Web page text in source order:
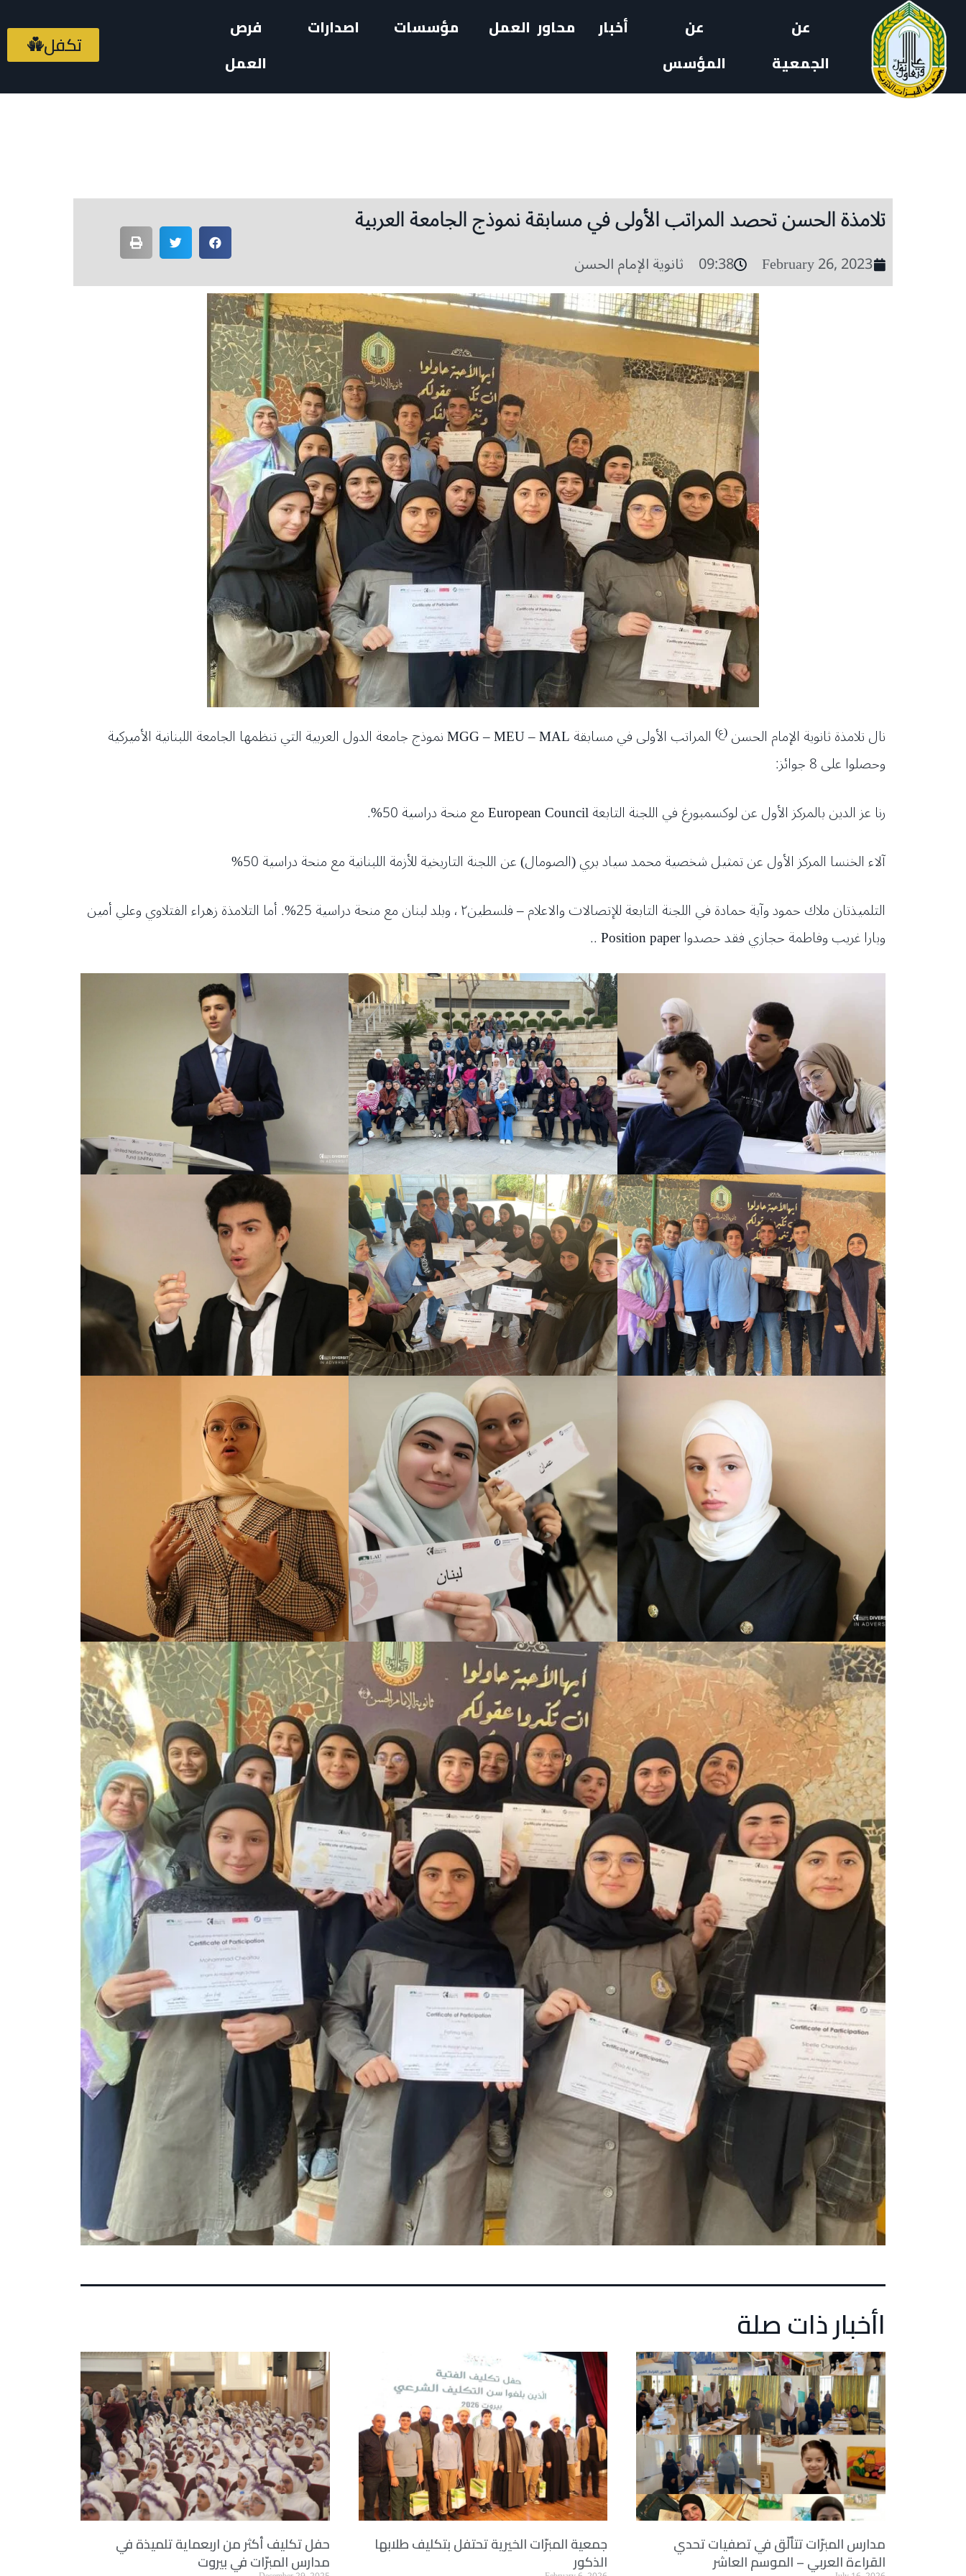
عن
الجمعية
عن
المؤسس
أخبار محاور العمل مؤسسات اصدارات
فرص
العمل
تكفل
تلامذة الحسن تحصد المراتب الأولى في مسابقة نموذج الجامعة العربية
February 26, 2023
09:38 ثانوية الإمام الحسن
نال تلامذة ثانوية الإمام الحسن(ع)
المراتب الأولى في مسابقة MGG – MEU – MAL نموذج جامعة الدول العربية التي تنظمها الجامعة اللبنانية الأميركية
وحصلوا على 8 جوائز:
رنا عز الدين بالمركز الأول عن لوكسمبورغ في اللجنة التابعة European Council مع منحة دراسية 50%.
آلاء الخنسا المركز الأول عن تمثيل شخصية محمد سياد بري (الصومال) عن اللجنة التاريخية للأزمة اللبنانية مع منحة دراسية 50%
التلميذتان ملاك حمود وآية حمادة في اللجنة التابعة للإتصالات والاعلام – فلسطين٢ ، وبلد لبنان مع منحة دراسية 25%. أما التلامذة زهراء الفتلاوي وعلي أمين
ويارا غريب وفاطمة حجازي فقد حصدوا Position paper ..
اأخبار ذات صلة
مدارس المبرّات تتألّق في تصفيات تحدي
القراءة العربي – الموسم العاشر
جمعية المبرّات الخيرية تحتفل بتكليف طلابها
الذكور
حفل تكليف أكثر من اربعماية تلميذة في
مدارس المبرّات في بيروت